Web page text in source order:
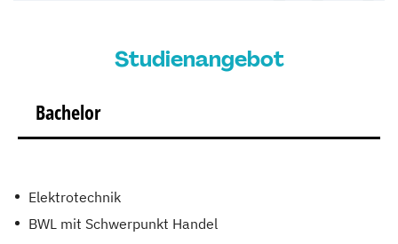
Studienangebot
Bachelor
Elektrotechnik
BWL mit Schwerpunkt Handel